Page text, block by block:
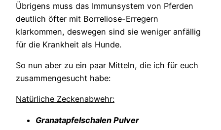
Übrigens muss das Immunsystem von Pferden
deutlich öfter mit Borreliose-Erregern
klarkommen, deswegen sind sie weniger anfällig
für die Krankheit als Hunde.
So nun aber zu ein paar Mitteln, die ich für euch
zusammengesucht habe:
Natürliche Zeckenabwehr:
Granatapfelschalen Pulver